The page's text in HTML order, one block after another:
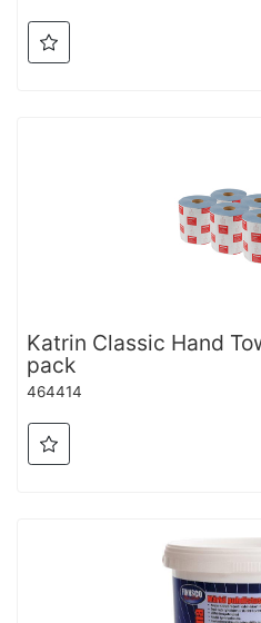
Katrin Classic Hand
pack
464414